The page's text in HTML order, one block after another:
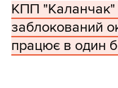
КПП "Каланчак"
заблокований
працює в один